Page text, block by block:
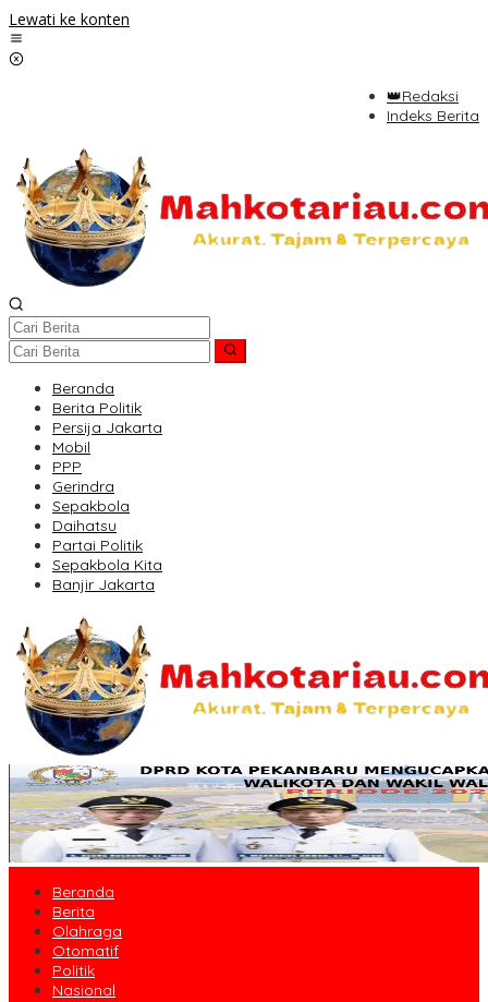
Lewati ke konten
👑Redaksi
Indeks Berita
Beranda
Berita Politik
Persija Jakarta
Mobil
PPP
Gerindra
Sepakbola
Daihatsu
Partai Politik
Sepakbola Kita
Banjir Jakarta
Beranda
Berita
Olahraga
Otomatif
Politik
Nasional